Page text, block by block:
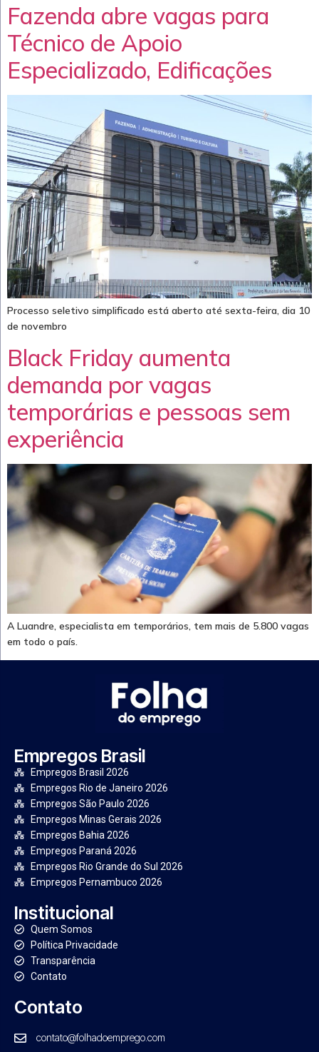
Fazenda abre vagas para
Técnico de Apoio
Especializado, Edificações
Processo seletivo simplificado está aberto até sexta-feira, dia 10
de novembro
Black Friday aumenta
demanda por vagas
temporárias e pessoas sem
experiência
A Luandre, especialista em temporários, tem mais de 5.800 vagas
em todo o país.
Empregos Brasil
Empregos Brasil 2026
Empregos Rio de Janeiro 2026
Empregos São Paulo 2026
Empregos Minas Gerais 2026
Empregos Bahia 2026
Empregos Paraná 2026
Empregos Rio Grande do Sul 2026
Empregos Pernambuco 2026
Institucional
Quem Somos
Política Privacidade
Transparência
Contato
Contato
contato@folhadoemprego.com